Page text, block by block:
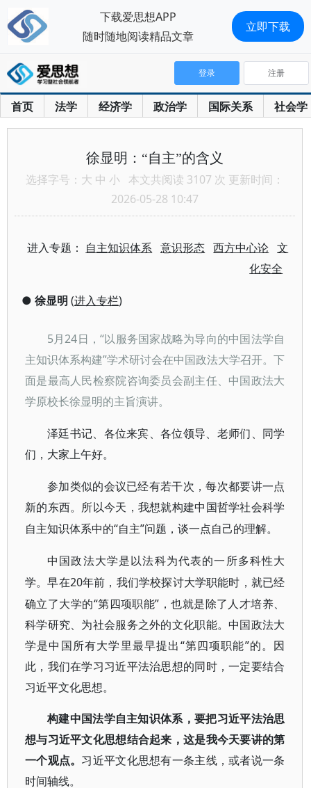
首页 法学 经济学 政治学 国际关系 社会学
登录 注册
徐显明：“自主”的含义
选择字号： 大 中 小 本文共阅读 3107 次 更新时间：
2026-05-28 10:47
进入专题： 自主知识体系 意识形态 西方中心论 文
化安全
● 徐显明 (进入专栏)
5月24日，“以服务国家战略为导向的中国法学自
主知识体系构建”学术研讨会在中国政法大学召开。下
面是最高人民检察院咨询委员会副主任、中国政法大
学原校长徐显明的主旨演讲。
泽廷书记、各位来宾、各位领导、老师们、同学
们，大家上午好。
参加类似的会议已经有若干次，每次都要讲一点
新的东西。所以今天，我想就构建中国哲学社会科学
自主知识体系中的“自主”问题，谈一点自己的理解。
中国政法大学是以法科为代表的一所多科性大
学。早在20年前，我们学校探讨大学职能时，就已经
确立了大学的“第四项职能”，也就是除了人才培养、
科学研究、为社会服务之外的文化职能。中国政法大
学是中国所有大学里最早提出“第四项职能”的。因
此，我们在学习习近平法治思想的同时，一定要结合
习近平文化思想。
构建中国法学自主知识体系，要把习近平法治思
想与习近平文化思想结合起来，这是我今天要讲的第
一个观点。 习近平文化思想有一条主线，或者说一条
时间轴线。
下载爱思想APP
随时随地阅读精品文章
立即下载